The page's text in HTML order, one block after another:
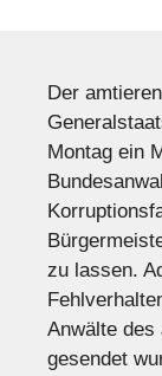
Der
Montag ein
zu lassen.
Anwälte
gesendet